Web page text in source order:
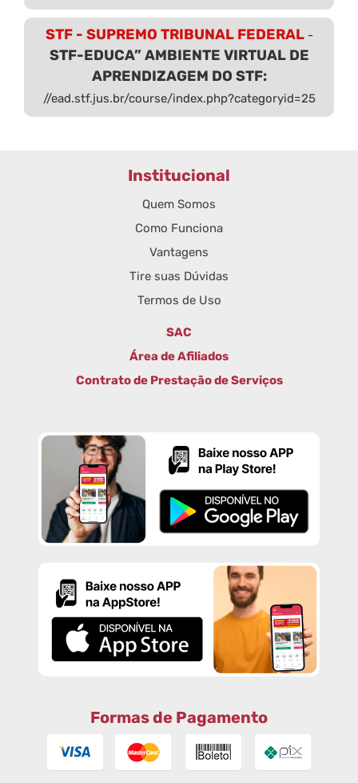
STF - SUPREMO TRIBUNAL FEDERAL-
STF-EDUCA” AMBIENTE VIRTUAL DE
APRENDIZAGEM DO STF:
//ead.stf.jus.br/course/index.php?categoryid=25
Institucional
Quem Somos
Como Funciona
Vantagens
Tire suas Dúvidas
Termos de Uso
SAC
Área de Afiliados
Contrato de Prestação de Serviços
Formas de Pagamento